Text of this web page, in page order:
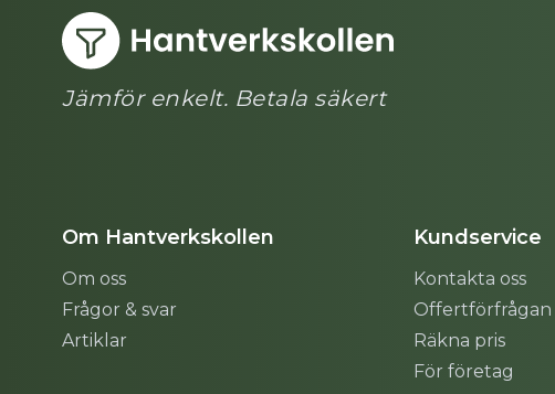
Jämför enkelt. Betala säkert
Om Hantverkskollen
Om oss
Frågor & svar
Artiklar
Kundservice
Kontakta oss
Offertförfrågan
Räkna pris
För företag